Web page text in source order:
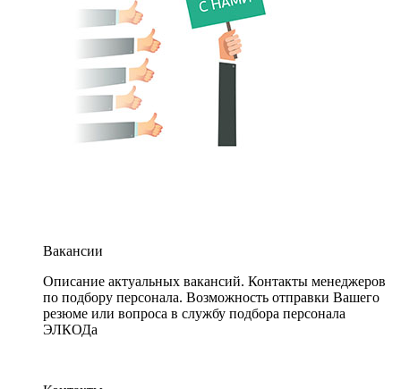
Вакансии
Описание актуальных вакансий. Контакты менеджеров
по подбору персонала. Возможность отправки Вашего
резюме или вопроса в службу подбора персонала
ЭЛКОДа